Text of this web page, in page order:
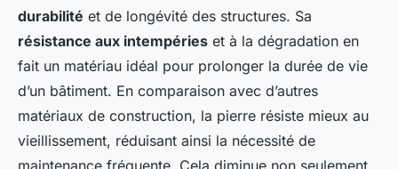
durabilité et de longévité des structures. Sa
résistance aux intempéries et à la dégradation en
fait un matériau idéal pour prolonger la durée de vie
d’un bâtiment. En comparaison avec d’autres
matériaux de construction, la pierre résiste mieux au
vieillissement, réduisant ainsi la nécessité de
maintenance fréquente. Cela diminue non seulement